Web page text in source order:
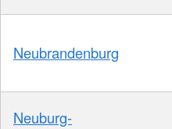
Neubrandenburg
Neuburg-